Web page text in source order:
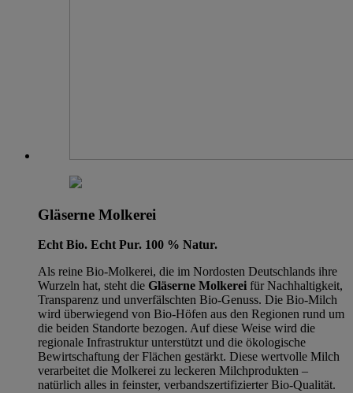
Gläserne Molkerei
Echt Bio. Echt Pur. 100 % Natur.
Als reine Bio-Molkerei, die im Nordosten Deutschlands ihre
Wurzeln hat, steht die Gläserne Molkerei für Nachhaltigkeit,
Transparenz und unverfälschten Bio-Genuss. Die Bio-Milch
wird überwiegend von Bio-Höfen aus den Regionen rund um
die beiden Standorte bezogen. Auf diese Weise wird die
regionale Infrastruktur unterstützt und die ökologische
Bewirtschaftung der Flächen gestärkt. Diese wertvolle Milch
verarbeitet die Molkerei zu leckeren Milchprodukten –
natürlich alles in feinster, verbandszertifizierter Bio-Qualität.